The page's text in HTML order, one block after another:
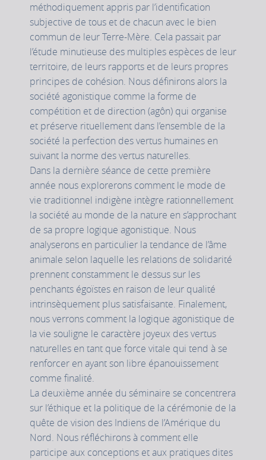
méthodiquement appris par l’identification
subjective de tous et de chacun avec le bien
commun de leur Terre-Mère. Cela passait par
l’étude minutieuse des multiples espèces de leur
territoire, de leurs rapports et de leurs propres
principes de cohésion. Nous définirons alors la
société agonistique comme la forme de
compétition et de direction (agôn) qui organise
et préserve rituellement dans l’ensemble de la
société la perfection des vertus humaines en
suivant la norme des vertus naturelles.
Dans la dernière séance de cette première
année nous explorerons comment le mode de
vie traditionnel indigène intègre rationnellement
la société au monde de la nature en s’approchant
de sa propre logique agonistique. Nous
analyserons en particulier la tendance de l’âme
animale selon laquelle les relations de solidarité
prennent constamment le dessus sur les
penchants égoïstes en raison de leur qualité
intrinsèquement plus satisfaisante. Finalement,
nous verrons comment la logique agonistique de
la vie souligne le caractère joyeux des vertus
naturelles en tant que force vitale qui tend à se
renforcer en ayant son libre épanouissement
comme finalité.
La deuxième année du séminaire se concentrera
sur l’éthique et la politique de la cérémonie de la
quête de vision des Indiens de l’Amérique du
Nord. Nous réfléchirons à comment elle
participe aux conceptions et aux pratiques dites